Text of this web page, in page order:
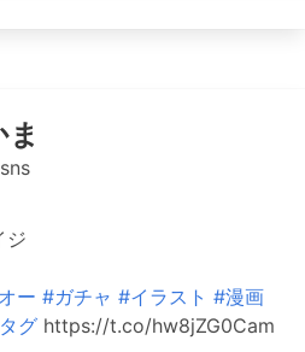
ジ
ー #ガチャ #イラスト #漫画
グ https://t.co/hw8jZG0Cam